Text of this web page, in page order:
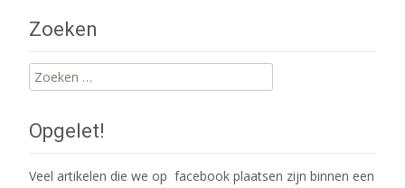
navigation
Zoeken
Zoeken
naar:
Opgelet!
Veel artikelen die we op facebook plaatsen zijn binnen een